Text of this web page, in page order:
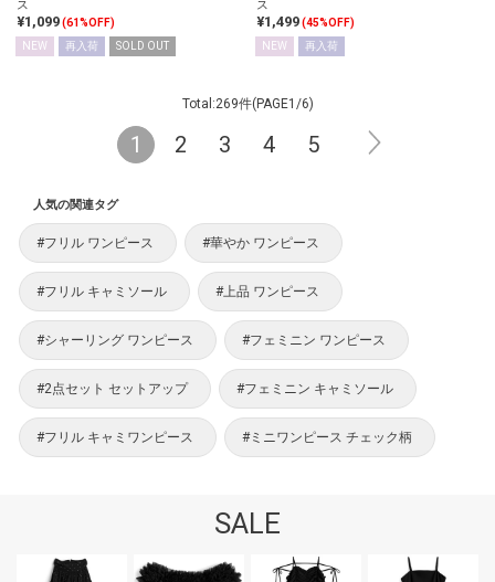
ス
¥1,099(61%OFF)
NEW
再入荷 SOLD OUT
ス
¥1,499(45%OFF)
NEW
再入荷
Total:269件(PAGE1/6)
1 2 3 4 5
人気の関連タグ
#フリル ワンピース #華やか ワンピース
#フリル キャミソール #上品 ワンピース
#シャーリング ワンピース #フェミニン ワンピース
#2点セット セットアップ #フェミニン キャミソール
#フリル キャミワンピース #ミニワンピース チェック柄
SALE